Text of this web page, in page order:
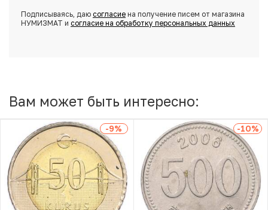
Подписываясь, даю согласиена получение писем от магазина
НУМИЗМАТ и согласие на обработку персональных данных
Вам может быть интересно:
-9% -10%